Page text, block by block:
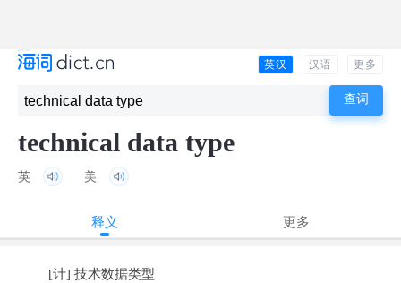
英汉 汉语 更多
technical data type
英 美
释义 更多
[计] 技术数据类型